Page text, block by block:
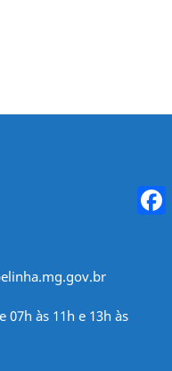
07h às 11h e 13h às